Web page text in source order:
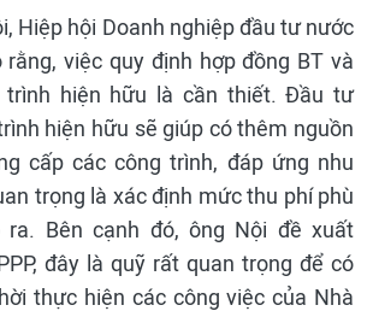
Hiệp hội Doanh nghiệp đầu tư nước
rằng, việc quy định hợp đồng BT và
trình hiện hữu là cần thiết. Đầu tư
hiện hữu sẽ giúp có thêm nguồn
cấp các công trình, đáp ứng nhu
trọng là xác định mức thu phí phù
ra. Bên cạnh đó, ông Nội đề xuất
đây là quỹ rất quan trọng để có
thực hiện các công việc của Nhà